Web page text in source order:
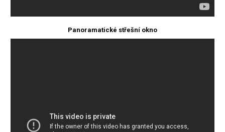
Panoramatické střešní okno